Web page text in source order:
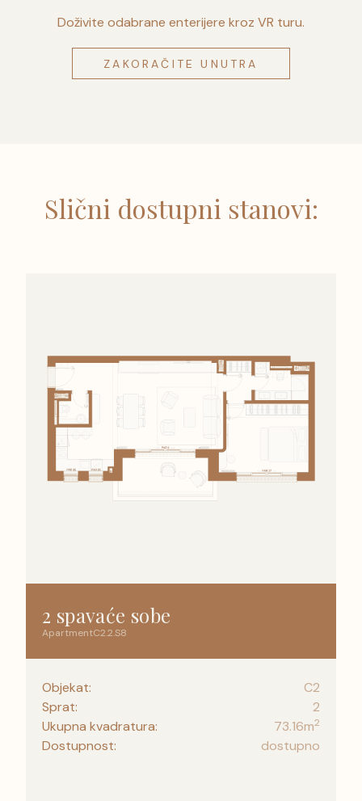
Doživite odabrane enterijere kroz VR turu.
ZAKORAČITE UNUTRA
Slični dostupni stanovi:
2 spavaće sobe
ApartmentC2.2.S8
Objekat:
C2
Sprat:
2
Ukupna kvadratura:
73.16m2
Dostupnost: dostupno